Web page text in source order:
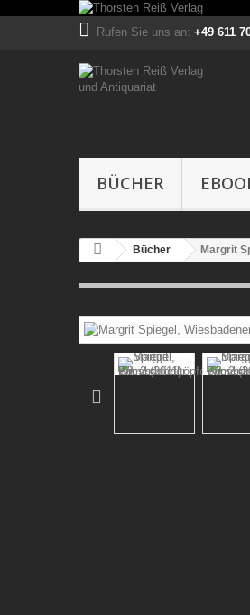
Rufen Sie uns an: +49 611
BÜCHER
Bücher Margrit